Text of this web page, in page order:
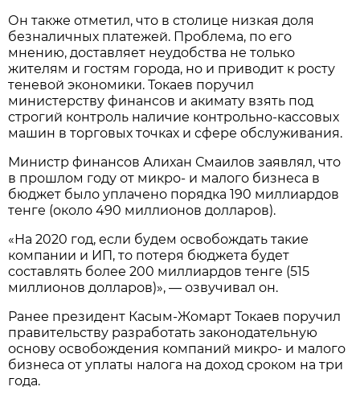
Он также отметил, что в столице низкая доля
безналичных платежей. Проблема, по его
мнению, доставляет неудобства не только
жителям и гостям города, но и приводит к росту
теневой экономики. Токаев поручил
министерству финансов и акимату взять под
строгий контроль наличие контрольно-кассовых
машин в торговых точках и сфере обслуживания.
Министр финансов Алихан Смаилов заявлял, что
в прошлом году от микро- и малого бизнеса в
бюджет было уплачено порядка 190 миллиардов
тенге (около 490 миллионов долларов).
«На 2020 год, если будем освобождать такие
компании и ИП, то потеря бюджета будет
составлять более 200 миллиардов тенге (515
миллионов долларов)», — озвучивал он.
Ранее президент Касым-Жомарт Токаев поручил
правительству разработать законодательную
основу освобождения компаний микро- и малого
бизнеса от уплаты налога на доход сроком на три
года.